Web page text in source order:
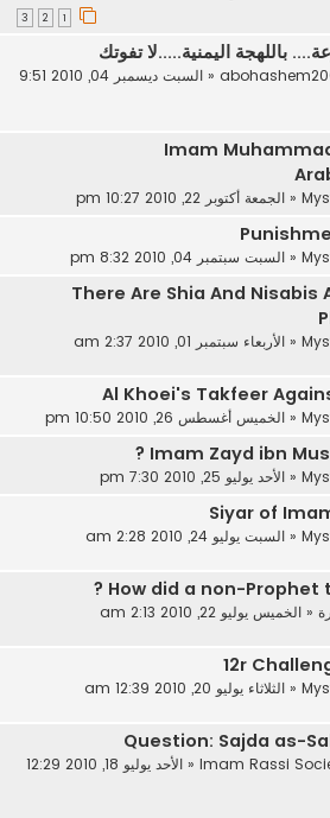
3
باللهجة اليمنية.....لا تفوتك
«
السبت ديسمبر 04, 2010 9:51
Imam
« الجمعة أكتوبر 22, 2010 10:27 pm
« السبت سبتمبر 04, 2010 8:32 pm
There Are Shia And Nisabis
« الأربعاء سبتمبر 01, 2010 2:37 am
Al Khoei's Takfeer
« الخميس أغسطس 26, 2010 10:50 pm
Imam Zayd ibn
« الأحد يوليو 25, 2010 7:30 pm
Siyar of
« السبت يوليو 24, 2010 2:28 am
How did a non-Prophet
« الخميس يوليو 22, 2010 2:13 am
12r
« الثلاثاء يوليو 20, 2010 12:39 am
Question: Sajda as-
Imam Rassi
«
الأحد يوليو 18, 2010 12:29